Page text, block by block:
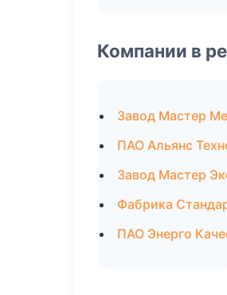
Компании в
Завод Мастер
ПАО Альянс
Завод Мастер
Фабрика
ПАО Энерго